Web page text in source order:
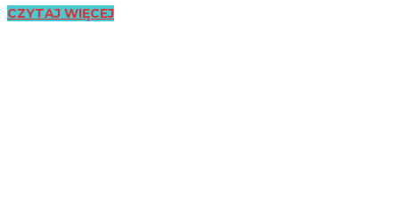
CZYTAJ WIĘCEJ